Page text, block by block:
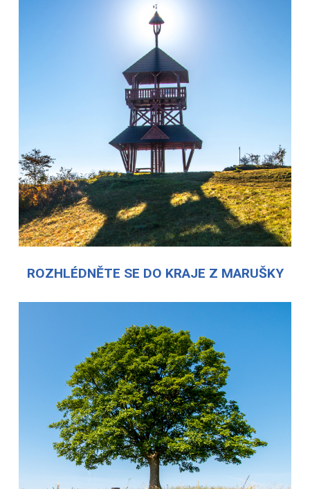
ROZHLÉDNĚTE SE DO KRAJE Z MARUŠKY